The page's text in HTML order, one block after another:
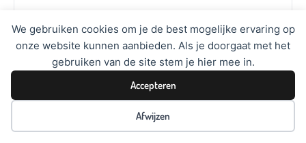
We gebruiken cookies om je de best mogelijke ervaring op
onze website kunnen aanbieden. Als je doorgaat met het
gebruiken van de site stem je hier mee in.
Accepteren
Afwijzen
Achternaam van Dijk
Gebruikersnaam k.v.dijk@dewaarden.nl